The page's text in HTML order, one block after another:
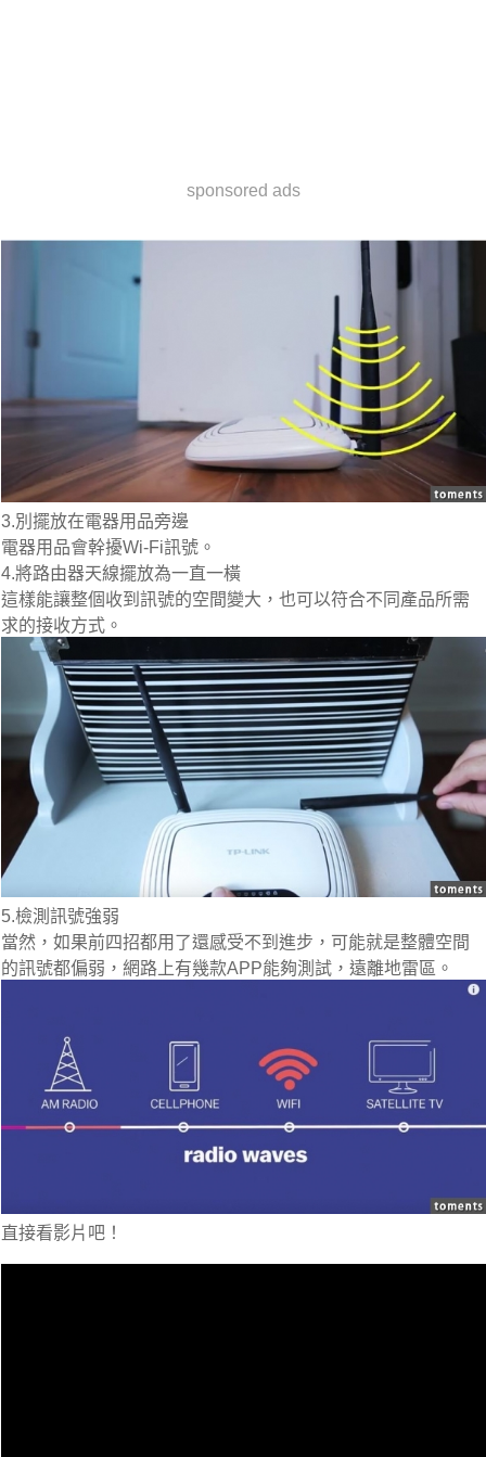
sponsored ads
3.別擺放在電器用品旁邊
電器用品會幹擾Wi-Fi訊號。
4.將路由器天線擺放為一直一橫
這樣能讓整個收到訊號的空間變大，也可以符合不同產品所需
求的接收方式。
5.檢測訊號強弱
當然，如果前四招都用了還感受不到進步，可能就是整體空間
的訊號都偏弱，網路上有幾款APP能夠測試，遠離地雷區。
直接看影片吧！